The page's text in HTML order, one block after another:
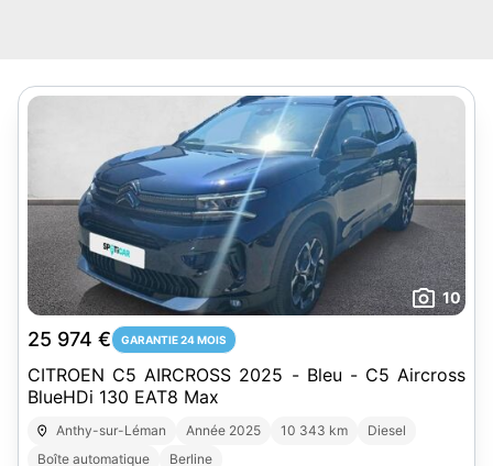
10
25 974 € GARANTIE 24 MOIS
CITROEN C5 AIRCROSS 2025 - Bleu - C5 Aircross
BlueHDi 130 EAT8 Max
Anthy-sur-Léman Année 2025 10 343 km
Diesel
Boîte automatique
Berline